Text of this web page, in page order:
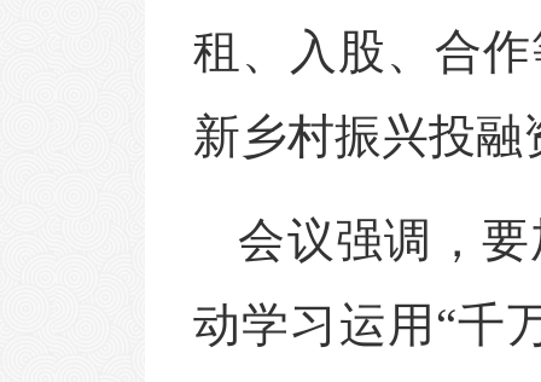
租、入股、合
新乡村振兴投
会议强调，
动学习运用“千